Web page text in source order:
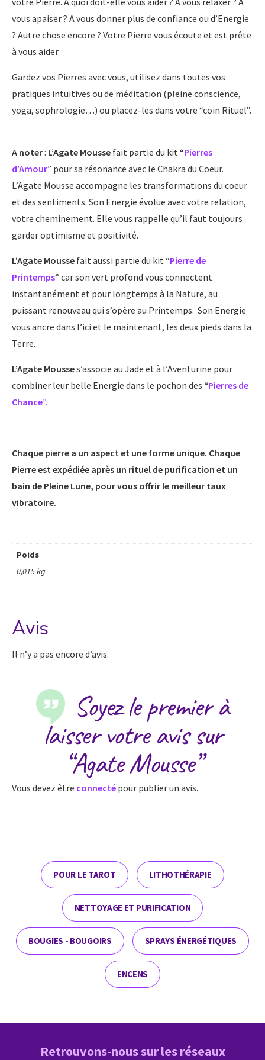
vous apaiser ? A vous donner plus de confiance ou d’Energie
? Autre chose encore ? Votre Pierre vous écoute et est prête
à vous aider.
Gardez vos Pierres avec vous, utilisez dans toutes vos
pratiques intuitives ou de méditation (pleine conscience,
yoga, sophrologie…) ou placez-les dans votre “coin Rituel”.
A noter: L’Agate Mousse fait partie du kit “Pierres
d’Amour” pour sa résonance avec le Chakra du Coeur.
L’Agate Mousse accompagne les transformations du coeur
et des sentiments. Son Energie évolue avec votre relation,
votre cheminement. Elle vous rappelle qu’il faut toujours
garder optimisme et positivité.
L’Agate Mousse fait aussi partie du kit “Pierre de
Printemps” car son vert profond vous connectent
instantanément et pour longtemps à la Nature, au
puissant renouveau qui s’opère au Printemps. Son Energie
vous ancre dans l’ici et le maintenant, les deux pieds dans la
Terre.
L’Agate Mousses’associe au Jade et à l’Aventurine pour
combiner leur belle Energie dans le pochon des “Pierres de
Chance”.
Chaque pierre a un aspect et une forme unique. Chaque
Pierre est expédiée après un rituel de purification et un
bain de Pleine Lune, pour vous offrir le meilleur taux
vibratoire.
Poids
0,015 kg
Avis
Il n’y a pas encore d’avis.
Soyez le premier à
laisser votre avis sur
“Agate Mousse”
Vous devez être connecté pour publier un avis.
POUR LE TAROT LITHOTHÉRAPIE
NETTOYAGE ET PURIFICATION
BOUGIES - BOUGOIRS SPRAYS ÉNERGÉTIQUES
ENCENS
Retrouvons-nous sur les réseaux